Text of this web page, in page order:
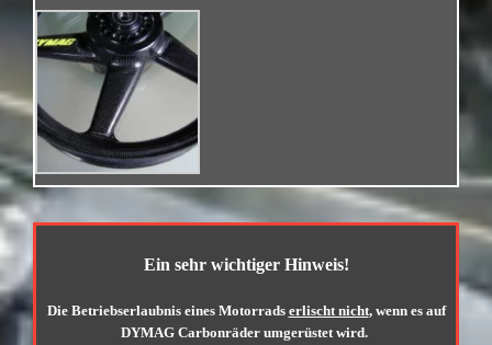
Ein sehr wichtiger Hinweis!
Die Betriebserlaubnis eines Motorrads erlischt nicht, wenn es auf
DYMAG Carbonräder umgerüstet wird.